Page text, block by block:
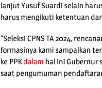
lanjut Yusuf Suardi selain
harus mengikuti ketentuan
“Seleksi CPNS TA 2024,
formasinya kami sampaikan
ke PPKdalam hal ini Gubernur
saat pengumuman